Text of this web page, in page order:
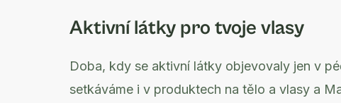
Aktivní látky pro tvoje vlasy
Doba, kdy se aktivní látky objevovaly jen v
setkáváme i v produktech na tělo a vlasy a